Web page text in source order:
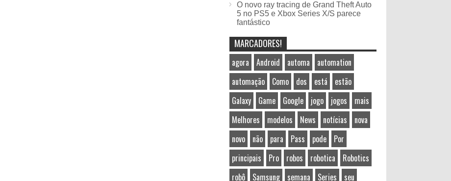
O novo ray tracing de Grand Theft Auto
5 no PS5 e Xbox Series X/S parece
fantástico
MARCADORES!
agora Android automa
automation
automação
Como dos está
estão
Galaxy
Game Google jogo jogos
mais
Melhores
modelos News notícias
nova
novo
não para Pass pode
Por
principais
Pro robos robotica
Robotics
robô
Samsung semana Series
seu